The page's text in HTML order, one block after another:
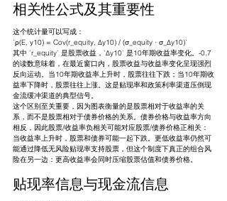
相关性公式及其重要性
这个统计量可以写成：
`ρ(E, y10) = Cov(r_equity, Δy10) / (σ_equity · σ_Δy10)`
其中 `r_equity` 是股票收益，`Δy10` 是10年期收益率变化。-0.7
的读数意味着，在最近窗口内，股票收益与收益率变化呈现强烈
反向运动。当10年期收益率上升时，股票往往下跌；当10年期收
益率下降时，股票往往上涨。这是贴现率和政策利率渠道压倒现
金流缓冲渠道的典型信号。
这个区别至关重要，因为图表衡量的是股票相对于收益率的关
系，而不是股票相对于债券价格的关系。债券价格与收益率方向
相反，因此股票/收益率负相关可能对应股票/债券价格正相关：
当收益率上升时，股票和债券可能一起下跌。更低收益率仍然可
能通过降低无风险贴现率支持股票，但这个制度下真正的组合风
险在另一边：更高收益率会同时压缩股票估值和债券价格。
贴现率信息与现金流信息